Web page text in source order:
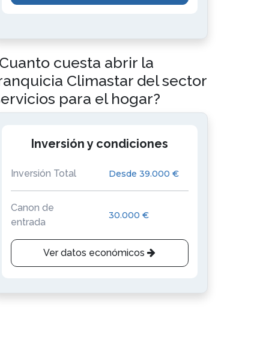
cuesta abrir la
Climastar del sector
para el hogar?
Inversión y condiciones
Inversión Total Desde 39.000 €
Canon de
entrada
30.000 €
Ver datos económicos